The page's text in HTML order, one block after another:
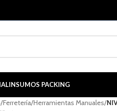
INSUMOS PACKING
/Ferretería/Herramientas Manuales/